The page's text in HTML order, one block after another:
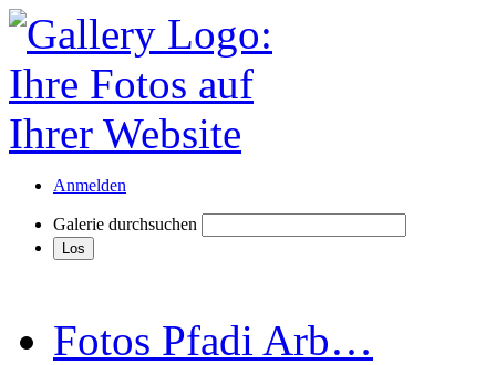
Anmelden
Galerie durchsuchen
Fotos Pfadi Arb…